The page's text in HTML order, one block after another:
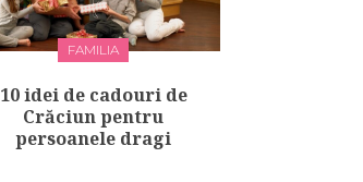
FAMILIA
10 idei de cadouri de
Crăciun pentru
persoanele dragi